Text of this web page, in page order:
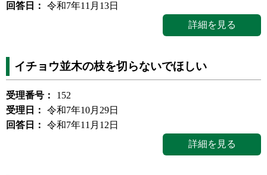
回答日：
令和7年11月13日
詳細を見る
イチョウ並木の枝を切らないでほしい
受理番号：
152
受理日：
令和7年10月29日
回答日：
令和7年11月12日
詳細を見る